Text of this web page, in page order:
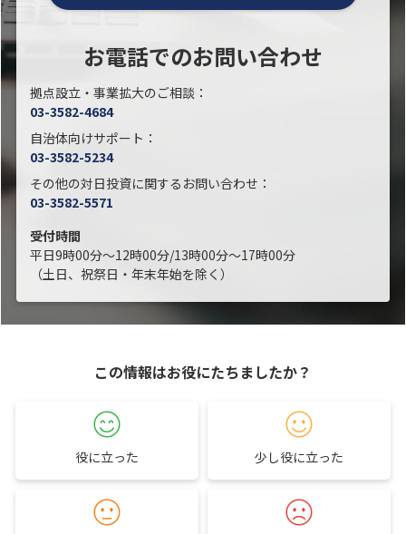
お電話でのお問い合わせ
拠点設立・事業拡大のご相談：
03-3582-4684
自治体向けサポート：
03-3582-5234
その他の対日投資に関するお問い合わせ：
03-3582-5571
受付時間
平日9時00分～12時00分/13時00分～17時00分
（土日、祝祭日・年末年始を除く）
この情報はお役にたちましたか？
役に立った 少し役に立った